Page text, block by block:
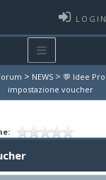
LOGIN
> NEWS > 💬 Idee
impostazione voucher